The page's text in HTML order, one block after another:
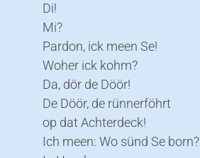
Di!
Mi?
Pardon, ick meen Se!
Woher ick kohm?
Da, dör de Döör!
De Döör, de rünnerföhrt
op dat Achterdeck!
Ich meen: Wo sünd Se born?